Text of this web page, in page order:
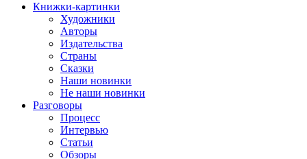
Книжки-картинки
Художники
Авторы
Издательства
Страны
Сказки
Наши новинки
Не наши новинки
Разговоры
Процесс
Интервью
Статьи
Обзоры